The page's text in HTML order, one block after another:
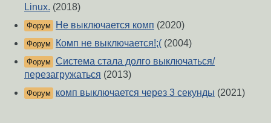
Linux. (2018)
Форум Не выключается комп (2020)
Форум Комп не выключается!;( (2004)
Форум Система стала долго выключаться/
перезагружаться (2013)
Форум комп выключается через 3 секунды (2021)